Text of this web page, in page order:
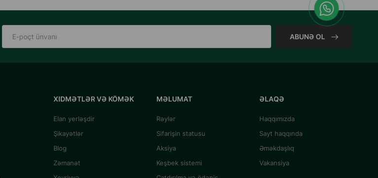
ABUNƏ OL
XIDMƏTLƏR VƏ KÖMƏK
Elan yerləşdir
Şikayətlər
Blog
Zəmanət
MƏLUMAT
Rəylər
Sifarişin statusu
Aksiya
Keşbek sistemi
ƏLAQƏ
Haqqımızda
Sayt haqqında
Əməkdaşlıq
Vakansiya